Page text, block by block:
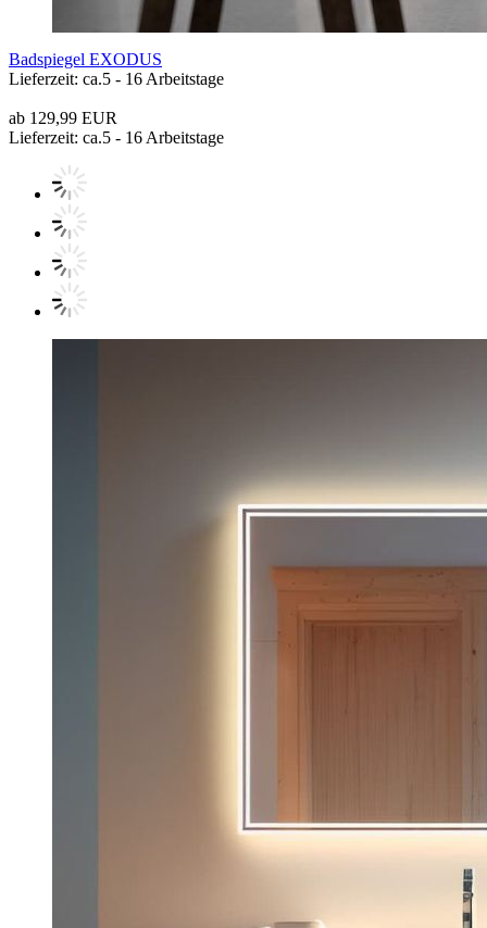
Badspiegel EXODUS
Lieferzeit: ca.5 - 16 Arbeitstage
ab 129,99 EUR
Lieferzeit: ca.5 - 16 Arbeitstage